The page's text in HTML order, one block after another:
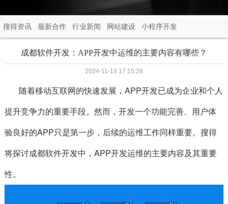
搜得资讯 最新合作 行业新闻 网站建设 小程序开发
成都软件开发：APP开发中运维的主要内容有哪些？
2024-11-18 17:15:26
随着移动互联网的快速发展，APP开发已成为企业和个人
提升竞争力的重要手段。然而，开发一个功能完善、用户体
验良好的APP只是第一步，后续的运维工作同样重要。搜得
将探讨成都软件开发中， APP开发运维的主要内容及其重要
性。